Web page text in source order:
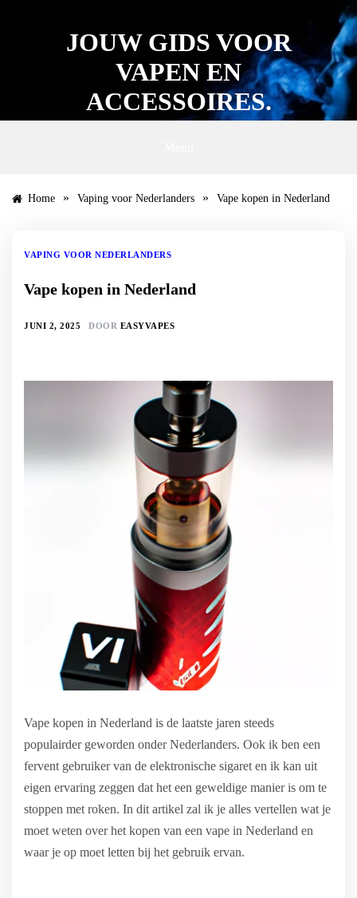
JOUW GIDS VOOR
VAPEN EN
ACCESSOIRES.
Home » Vaping voor Nederlanders » Vape kopen in Nederland
VAPING VOOR NEDERLANDERS
Vape kopen in Nederland
JUNI 2, 2025 DOOR EASYVAPES
Vape kopen in Nederland is de laatste jaren steeds
populairder geworden onder Nederlanders. Ook ik ben een
fervent gebruiker van de elektronische sigaret en ik kan uit
eigen ervaring zeggen dat het een geweldige manier is om te
stoppen met roken. In dit artikel zal ik je alles vertellen wat je
moet weten over het kopen van een vape in Nederland en
waar je op moet letten bij het gebruik ervan.